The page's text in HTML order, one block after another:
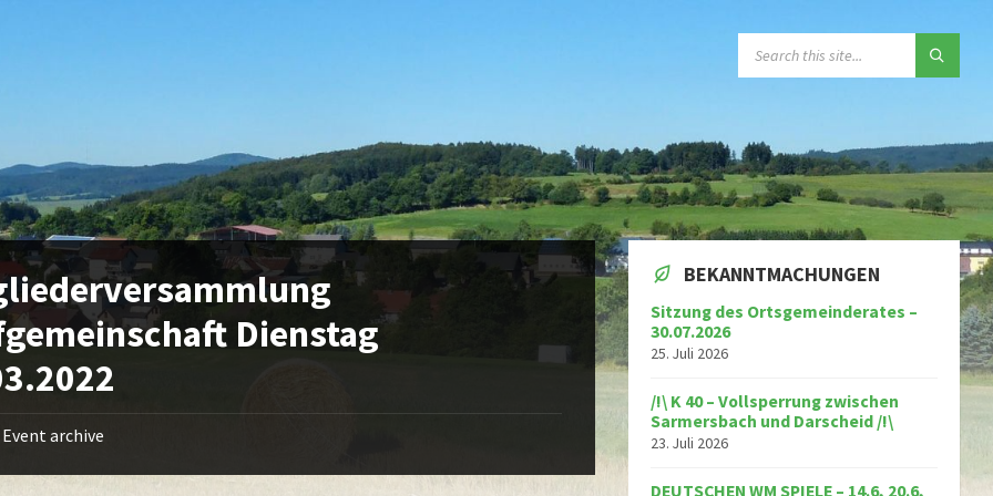
Dienstag
Event archive
BEKANNTMACHUNGEN
Sitzung des Ortsgemeinderates –
30.07.2026
25. Juli 2026
/!\ K 40 – Vollsperrung zwischen
Sarmersbach und Darscheid /!\
23. Juli 2026
DEUTSCHEN WM SPIELE – 14.6, 20.6,